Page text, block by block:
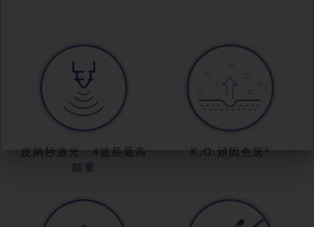
皮納秒激光 4波長最高
能量
K.O.頑固色斑²